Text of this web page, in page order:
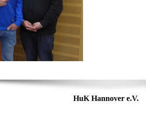
HuK Hannover e.V.